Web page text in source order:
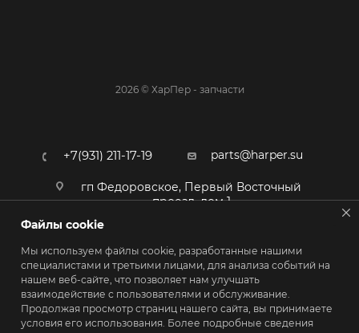
2026 © ХарПер - запчасти
+7(931) 211-17-19 parts@harper.su
гп Федоровское, Первый Восточный
проезд, дом 1
Файлы cookie
Мы используем файлы cookie, разработанные нашими
специалистами и третьими лицами, для анализа событий на
нашем веб-сайте, что позволяет нам улучшать
взаимодействие с пользователями и обслуживание.
Продолжая просмотр страниц нашего сайта, вы принимаете
условия его использования. Более подробные сведения